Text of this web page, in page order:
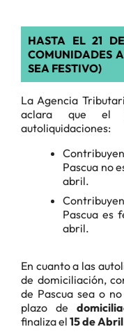
HASTA EL 21
COMUNIDADES
SEA FESTIVO)
La Agencia
aclara que el
autoliquidaciones:
Pascua no
abril.
Pascua es
abril.
En cuanto a las
de domiciliación,
de Pascua sea o
plazo de
finaliza el 15 de Abril